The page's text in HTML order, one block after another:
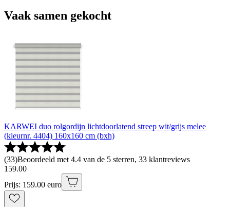
Vaak samen gekocht
KARWEI duo rolgordijn lichtdoorlatend streep wit/grijs melee
(kleurnr. 4404) 160x160 cm (bxh)
(33)Beoordeeld met 4.4 van de 5 sterren, 33 klantreviews
159.00
Prijs: 159.00 euro